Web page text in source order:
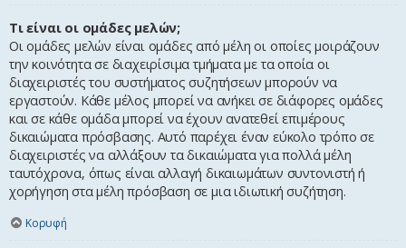
Τι είναι οι ομάδες μελών;
Οι ομάδες μελών είναι ομάδες από μέλη οι οποίες μοιράζουν
την κοινότητα σε διαχειρίσιμα τμήματα με τα οποία οι
διαχειριστές του συστήματος συζητήσεων μπορούν να
εργαστούν. Κάθε μέλος μπορεί να ανήκει σε διάφορες ομάδες
και σε κάθε ομάδα μπορεί να έχουν ανατεθεί επιμέρους
δικαιώματα πρόσβασης. Αυτό παρέχει έναν εύκολο τρόπο σε
διαχειριστές να αλλάξουν τα δικαιώματα για πολλά μέλη
ταυτόχρονα, όπως είναι αλλαγή δικαιωμάτων συντονιστή ή
χορήγηση στα μέλη πρόσβαση σε μια ιδιωτική συζήτηση.
Κορυφή